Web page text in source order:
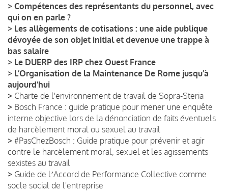
> Compétences des représentants du personnel, avec
qui on en parle ?
> Les allègements de cotisations : une aide publique
dévoyée de son objet initial et devenue une trappe à
bas salaire
> Le DUERP des IRP chez Ouest France
> L’Organisation de la Maintenance De Rome jusqu’à
aujourd’hui
> Charte de l'environnement de travail de Sopra-Steria
> Bosch France : guide pratique pour mener une enquête
interne objective lors de la dénonciation de faits éventuels
de harcèlement moral ou sexuel au travail
> #PasChezBosch : Guide pratique pour prévenir et agir
contre le harcèlement moral, sexuel et les agissements
sexistes au travail
> Guide de lʼAccord de Performance Collective comme
socle social de l'entreprise